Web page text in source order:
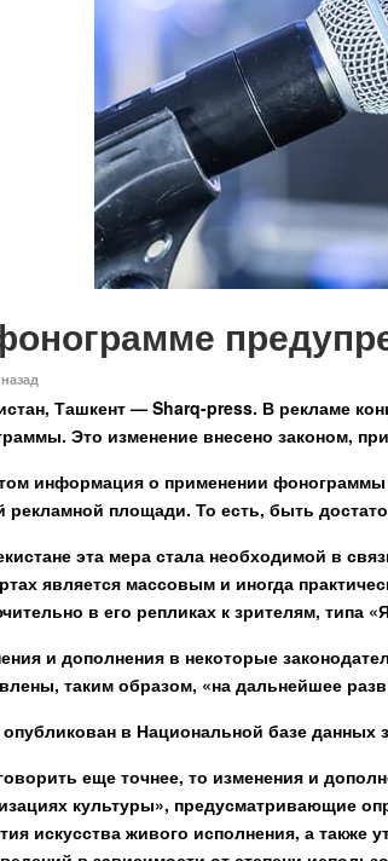
Ташкент — Sharq-press. В рекламе
Это изменение внесено законом,
информация о применении фонограммы
рекламной площади. То есть, быть
эта мера стала необходимой в
является массовым и иногда
в его репликах к зрителям, типа
и дополнения в некоторые
таким образом, «на дальнейшее
в Национальной базе данных
еще точнее, то изменения и
культуры», предусматривающие
искусства живого исполнения, а